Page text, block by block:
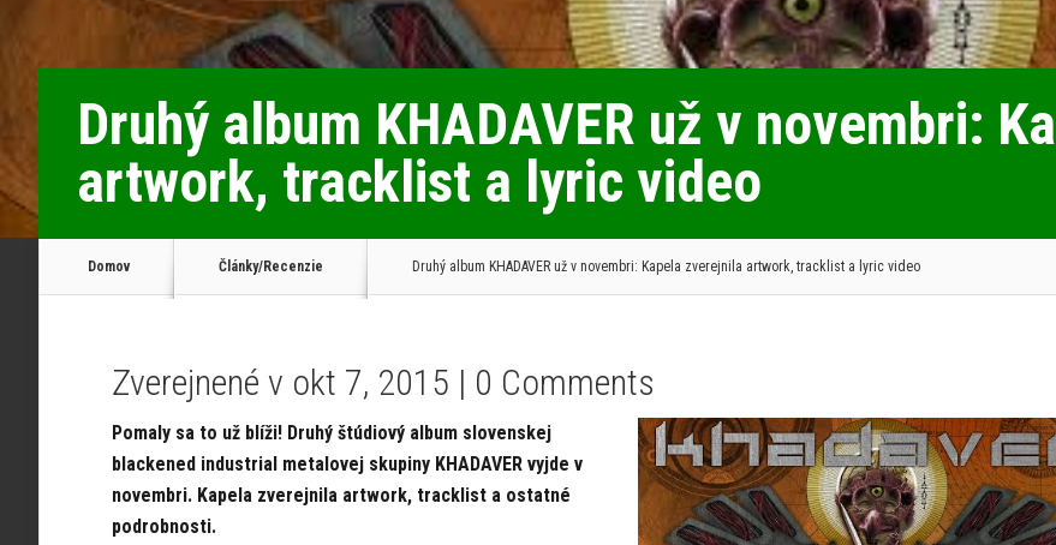
Druhý album KHADAVER už v novembri:
artwork, tracklist a lyric video
Domov Články/Recenzie Druhý album KHADAVER už v novembri: Kapela zverejnila artwork, tracklist a lyric video
Zverejnené v okt 7, 2015 | 0 Comments
Pomaly sa to už blíži! Druhý štúdiový album slovenskej
blackened industrial metalovej skupiny KHADAVER vyjde v
novembri. Kapela zverejnila artwork, tracklist a ostatné
podrobnosti.